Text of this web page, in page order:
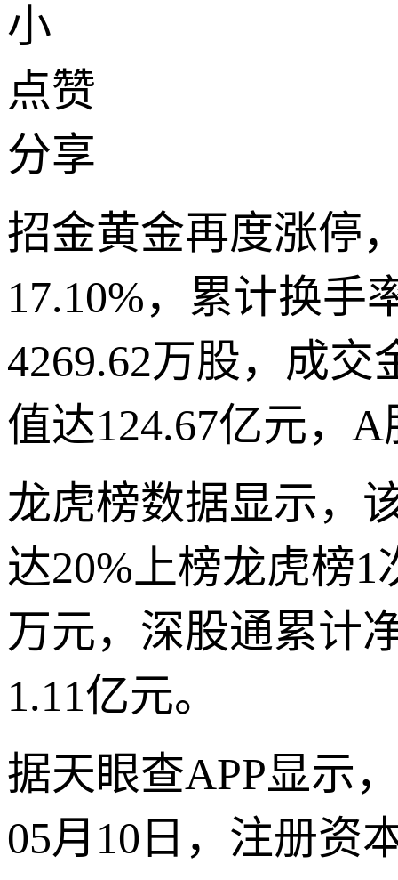
小
点赞
分享
招金黄金再度涨停
17.10%，累计换手
4269.62万股，成
值达124.67亿元，
龙虎榜数据显示，
达20%上榜龙虎榜
万元，深股通累计
1.11亿元。
据天眼查APP显示
05月10日，注册资